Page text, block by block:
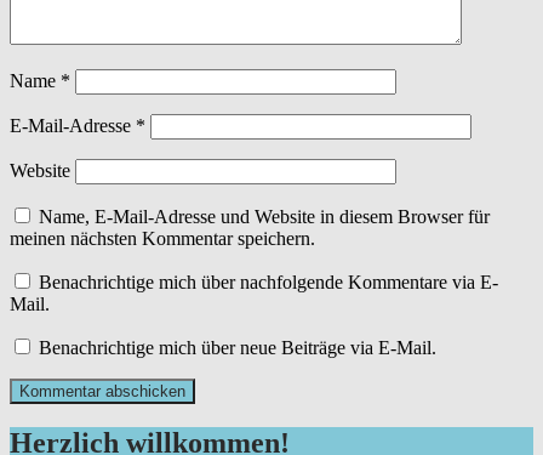
Name *
E-Mail-Adresse *
Website
Name, E-Mail-Adresse und Website in diesem Browser für
meinen nächsten Kommentar speichern.
Benachrichtige mich über nachfolgende Kommentare via E-
Mail.
Benachrichtige mich über neue Beiträge via E-Mail.
Herzlich willkommen!